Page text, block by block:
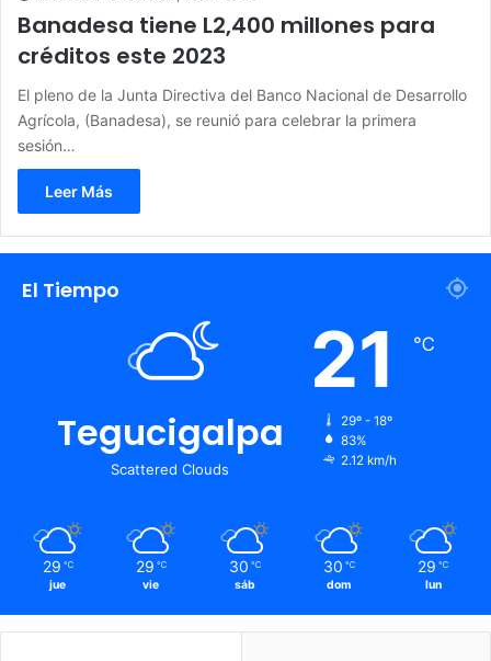
Banadesa tiene L2,400 millones para
créditos este 2023
El pleno de la Junta Directiva del Banco Nacional de Desarrollo
Agrícola, (Banadesa), se reunió para celebrar la primera
sesión…
Leer Más
El Tiempo
Tegucigalpa
Scattered Clouds
21 ℃
29º - 18º
83%
2.12 km/h
29 ℃
jue
29 ℃
vie
30 ℃
sáb
30 ℃
dom
29 ℃
lun